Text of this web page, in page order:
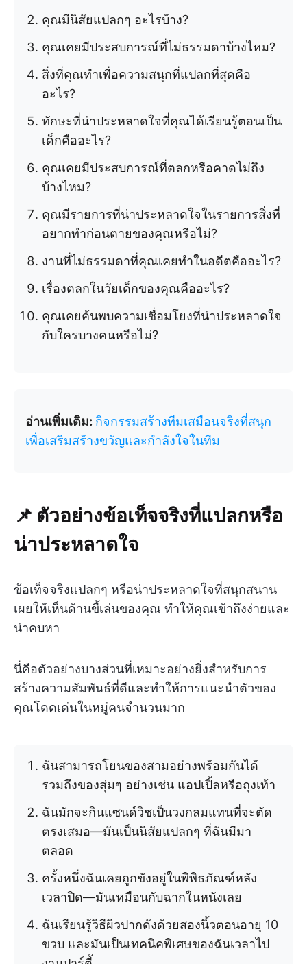
คุณมีนิสัยแปลกๆ อะไรบ้าง?
คุณเคยมีประสบการณ์ที่ไม่ธรรมดาบ้างไหม?
สิ่งที่คุณทำเพื่อความสนุกที่แปลกที่สุดคือ
อะไร?
ทักษะที่น่าประหลาดใจที่คุณได้เรียนรู้ตอนเป็น
เด็กคืออะไร?
คุณเคยมีประสบการณ์ที่ตลกหรือคาดไม่ถึง
บ้างไหม?
คุณมีรายการที่น่าประหลาดใจในรายการสิ่งที่
อยากทำก่อนตายของคุณหรือไม่?
งานที่ไม่ธรรมดาที่คุณเคยทำในอดีตคืออะไร?
เรื่องตลกในวัยเด็กของคุณคืออะไร?
คุณเคยค้นพบความเชื่อมโยงที่น่าประหลาดใจ
กับใครบางคนหรือไม่?
อ่านเพิ่มเติม: กิจกรรมสร้างทีมเสมือนจริงที่สนุก
เพื่อเสริมสร้างขวัญและกำลังใจในทีม
📌 ตัวอย่างข้อเท็จจริงที่แปลกหรือ
น่าประหลาดใจ
ข้อเท็จจริงแปลกๆ หรือน่าประหลาดใจที่สนุกสนาน
เผยให้เห็นด้านขี้เล่นของคุณ ทำให้คุณเข้าถึงง่ายและ
น่าคบหา
นี่คือตัวอย่างบางส่วนที่เหมาะอย่างยิ่งสำหรับการ
สร้างความสัมพันธ์ที่ดีและทำให้การแนะนำตัวของ
คุณโดดเด่นในหมู่คนจำนวนมาก
ฉันสามารถโยนของสามอย่างพร้อมกันได้
รวมถึงของสุ่มๆ อย่างเช่น แอปเปิ้ลหรือถุงเท้า
ฉันมักจะกินแซนด์วิชเป็นวงกลมแทนที่จะตัด
ตรงเสมอ—มันเป็นนิสัยแปลกๆ ที่ฉันมีมา
ตลอด
ครั้งหนึ่งฉันเคยถูกขังอยู่ในพิพิธภัณฑ์หลัง
เวลาปิด—มันเหมือนกับฉากในหนังเลย
ฉันเรียนรู้วิธีผิวปากดังด้วยสองนิ้วตอนอายุ 10
ขวบ และมันเป็นเทคนิคพิเศษของฉันเวลาไป